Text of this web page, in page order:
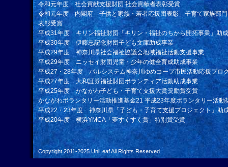
令和元年度 社会貢献支援財団 社会貢献者表彰受賞
令和元年度 内閣府「子供と家族・若者応援団表彰」子育て家族部
表彰受賞
平成31年度 キリン福祉財団「キリン・福祉のちから開拓事業」助
平成30年度 伊藤忠記念財団子ども文庫助成事業
平成29年度 神奈川県社会福祉協議会地域福祉活動支援事業
平成29年度 ニッセイ財団児童・少年の健全育成助成事業
平成27・28年度 パルシステム神奈川ゆめコープ市民活動応援プロ
平成27年度 大和証券福祉財団ボランティア活動助成事業
平成25年度 かながわ子ども・子育て支援大賞奨励賞受賞
かながわボランタリー活動推進基金21 平成23年度ボランタリー活動
平成22・23年度 神奈川県「子ども・子育て支援プロジェクト」助
平成20年度 横浜YMCA「夢すくすく賞」特別賞受賞
Copyright 2011-2025 UniLeafAll Rights Reserved.